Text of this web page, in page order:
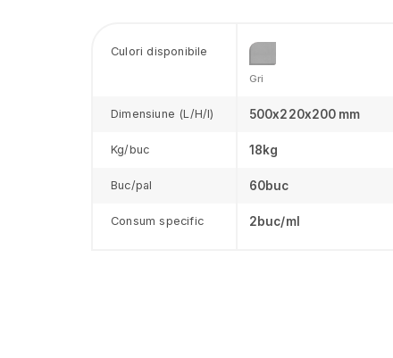
Culori disponibile
Gri
Dimensiune (L/H/I) 500x220x200 mm
Kg/buc 18kg
Buc/pal 60buc
Consum specific 2buc/ml